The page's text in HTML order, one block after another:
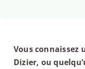
Vous connaissez
Dizier, ou